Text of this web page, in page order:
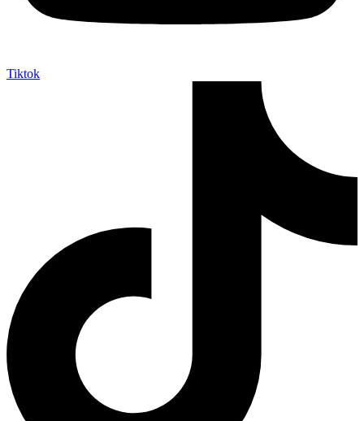
Tiktok